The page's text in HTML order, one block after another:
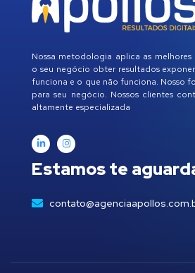
Nossa metodologia aplica as
o seu negócio obter resultados
funciona e o que não funciona. Nosso
para seu negócio. Nossos clientes
altamente especializada
Estamos te